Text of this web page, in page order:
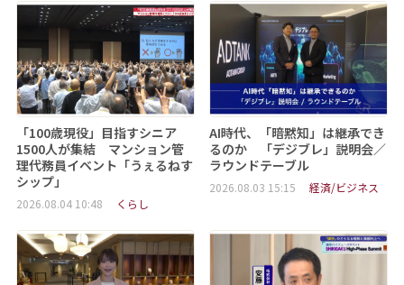
「100歳現役」目指すシニア
1500人が集結 マンション管
理代務員イベント「うぇるねす
シップ」
2026.08.04 10:48 くらし
AI時代、「暗黙知」は継承でき
るのか 「デジブレ」説明会／
ラウンドテーブル
2026.08.03 15:15 経済/ビジネス